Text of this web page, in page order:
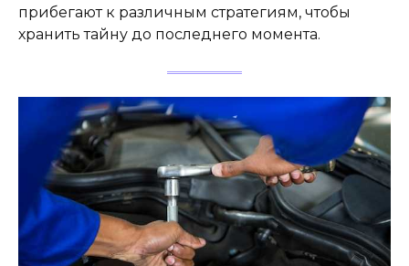
прибегают к различным стратегиям, чтобы
хранить тайну до последнего момента.